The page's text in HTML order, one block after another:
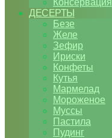
Консервация
ДЕСЕРТЫ
Безе
Желе
Зефир
Ириски
Конфеты
Кутья
Мармелад
Мороженое
Муссы
Пастила
Пудинг